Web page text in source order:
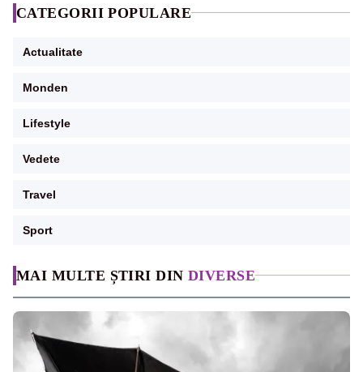
MAI MULTE ȘTIRI DIN DIVERSE
CATEGORII POPULARE
Actualitate
Monden
Lifestyle
Vedete
Travel
Sport